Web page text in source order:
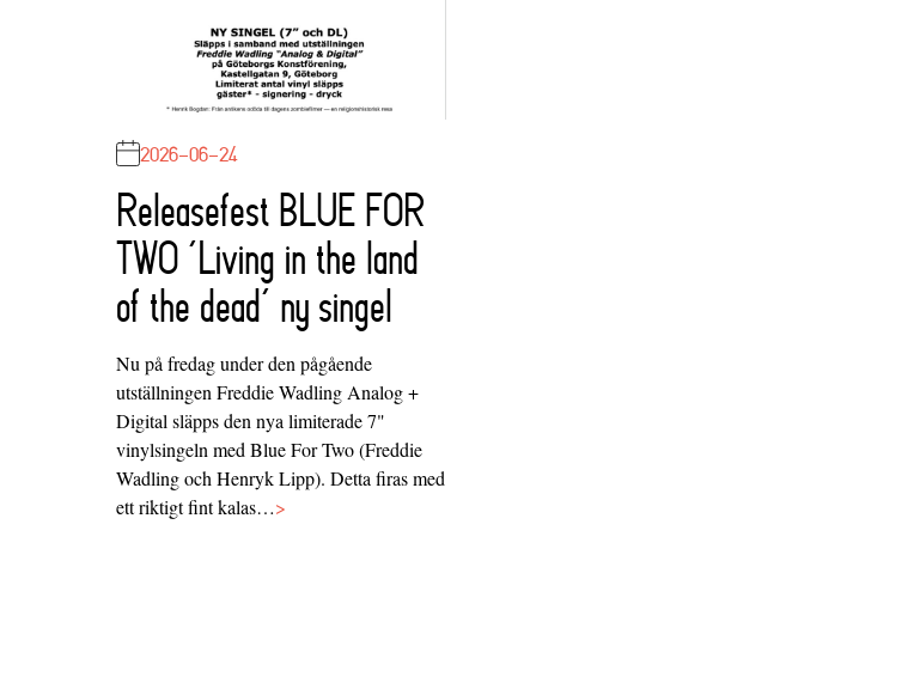
2026-06-24
Releasefest BLUE FOR
TWO ‘Living in the land
of the dead’ ny singel
Nu på fredag under den pågående
utställningen Freddie Wadling Analog +
Digital släpps den nya limiterade 7"
vinylsingeln med Blue For Two (Freddie
Wadling och Henryk Lipp). Detta firas med
ett riktigt fint kalas…>